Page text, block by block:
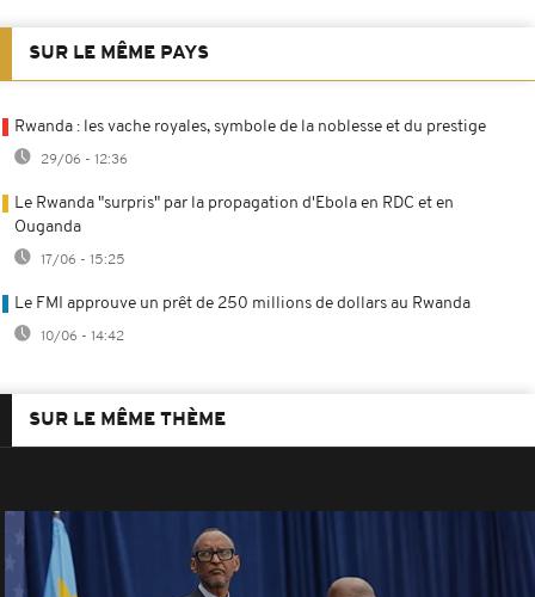
SUR LE MÊME PAYS
Rwanda : les vache royales, symbole de la noblesse et du prestige
29/06 - 12:36
Le Rwanda "surpris" par la propagation d'Ebola en RDC et en
Ouganda
17/06 - 15:25
Le FMI approuve un prêt de 250 millions de dollars au Rwanda
10/06 - 14:42
SUR LE MÊME THÈME